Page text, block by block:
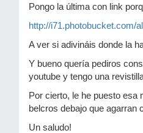
Pongo la última con link
http://i71.photobucket.com/
A ver si adivináis donde la
Y bueno quería pediros
youtube y tengo una
Por cierto, le he puesto esa
belcros debajo que agarran
Un saludo!